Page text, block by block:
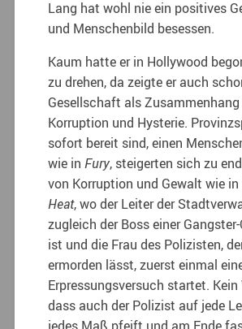
Lang hat wohl nie ein positives
und Menschenbild besessen.
Kaum hatte er in Hollywood
zu drehen, da zeigte er auch
Gesellschaft als Zusammenhang
Korruption und Hysterie.
sofort bereit sind, einen
wie inFury, steigerten sich zu
von Korruption und Gewalt wie in
Heat, wo der Leiter der
zugleich der Boss einer
ist und die Frau des Polizisten,
ermorden lässt, zuerst einmal
Erpressungsversuch startet. Kein
dass auch der Polizist auf jede